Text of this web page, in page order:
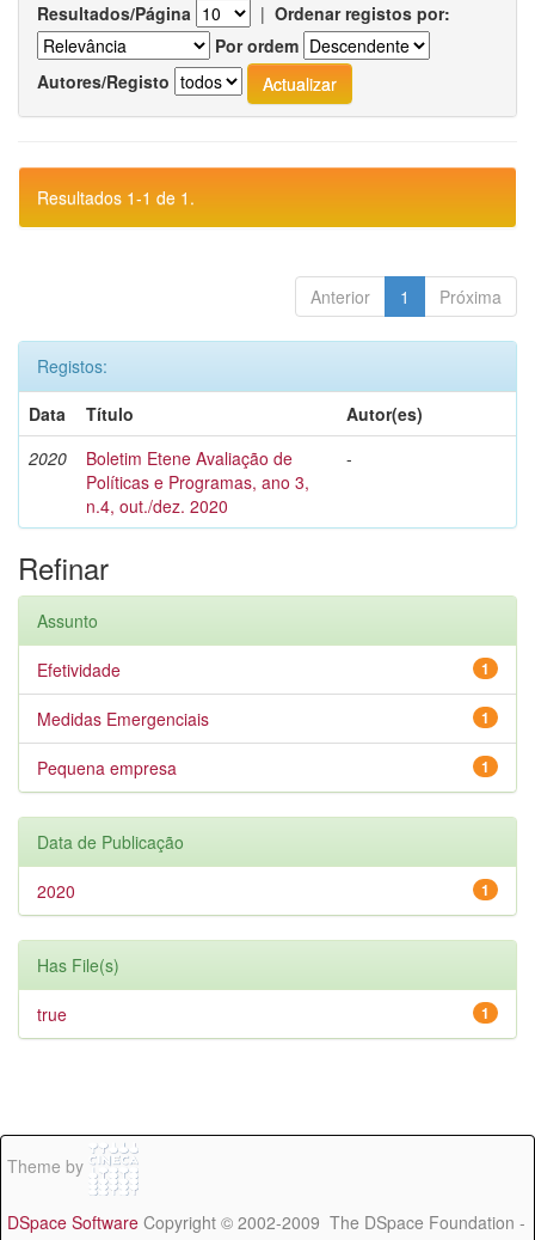
Resultados/Página | Ordenar registos por:
Por ordem
Autores/Registo
Resultados 1-1 de 1.
Anterior 1 Próxima
Registos:
Data
Título
Autor(es)
2020
Boletim Etene Avaliação de
Políticas e Programas, ano 3,
n.4, out./dez. 2020
-
Refinar
Assunto
1
Efetividade
1
Medidas Emergenciais
1
Pequena empresa
Data de Publicação
1
2020
Has File(s)
1
true
Theme by
DSpace Software Copyright © 2002-2009 The DSpace Foundation -